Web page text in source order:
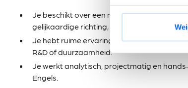
Je beschikt over een masterdiploma in
gelijkaardige richting, of je bent
Je hebt ruime ervaring binnen
R&D of duurzaamheid.
Je werkt analytisch, projectmatig en
Engels.